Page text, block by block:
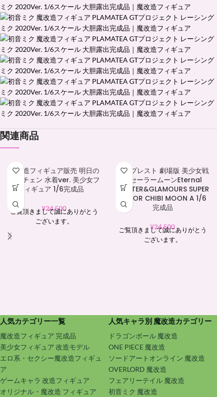
関連商品
魔改造フィギュア販売 明日の
方舟チェン 水着ver. 美少女フ
ィギュア 1/6完成品
¥24,500
ご覧頂きまして誠にありがとう
ございます。
バンプレスト 劇場版 美少女戦
士セーラームーンEternal
GLITTER&GLAMOURS SUPER
SAILOR CHIBI MOON A 1/6
完成品
¥24,500
ご覧頂きまして誠にありがとう
ございます。
人気カテゴリー一覧
魔改造フィギュア 完成品
美少女フィギュア 改造モデル
エロ系・セクシー魔改造フィギュ
ア
ゲームキャラ 改造フィギュア
オリジナル・魔改造 フィギュア
人気キャラ別 魔改造カテゴリー
ドラゴンボール 魔改造
ONE PIECE 魔改造
ソードアートオンライン 魔改造
OVERLORD 魔改造
フェアリーテイル 魔改造
初音ミク 魔改造